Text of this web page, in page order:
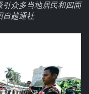
众多当地居民和四面
自越通社